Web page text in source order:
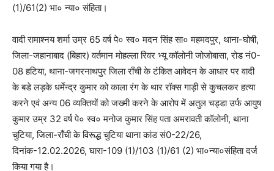
(1)/61(2) भा० न्या० संहिता।
वादी रामाश्नय शर्मा उम्र 65 वर्ष पे० स्व० मदन सिंह सा० महमदपुर, थाना-घोषी,
जिला-जहानाबाद (बिहार) वर्तमान मोहल्ला रिवर भ्यू कॉलोनी जोजोबासा, रोड नं0-
08 हटिया, थाना-जगरनाथपुर जिला राँची के टंकित आवेदन के आधार पर वादी
के बडे लड़के धर्मेन्द्र कुमार को काला रंग के थार रॉक्स गाड़ी से कुचलकर हत्या
करने एवं अन्य 06 व्यक्तियों को जख्मी करने के आरोप में अतुल चड्डा उर्फ आयुष
कुमार उम्र 32 वर्ष पे० स्व० मनोज कुमार सिंह पता अमरावती कॉलोनी, थाना
चुटिया, जिला-राँची के विरूद्ध चुटिया थाना कांड सं0-22/26,
दिनांक-12.02.2026, घारा-109 (1)/103 (1)/61 (2) भा०न्या०संहिता दर्ज
किया गया है।